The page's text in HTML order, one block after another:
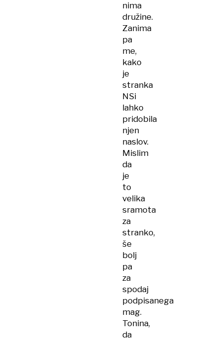
nima
družine.
Zanima
pa
me,
kako
je
stranka
NSi
lahko
pridobila
njen
naslov.
Mislim
da
je
to
velika
sramota
za
stranko,
še
bolj
pa
za
spodaj
podpisanega
mag.
Tonina,
da